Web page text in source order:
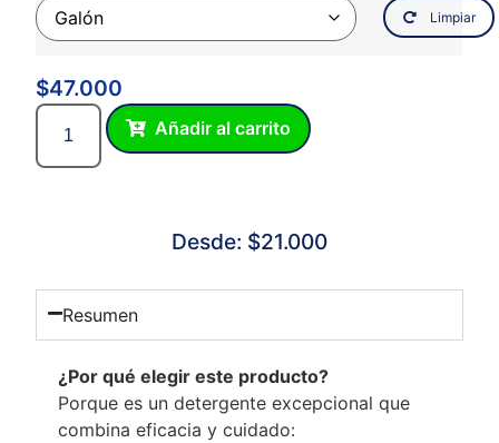
Limpiar
$47.000
Añadir al carrito
Desde: $21.000
Resumen
¿Por qué elegir este producto?
Porque es un detergente excepcional que
combina eficacia y cuidado: